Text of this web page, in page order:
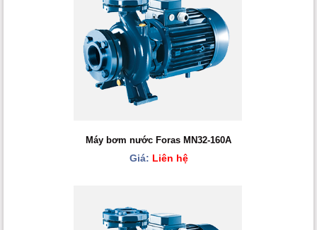
Máy bơm nước Foras MN32-160A
Giá: Liên hệ